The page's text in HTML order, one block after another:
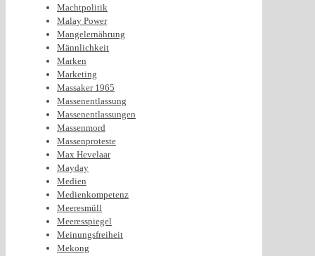
Machtpolitik
Malay Power
Mangelernährung
Männlichkeit
Marken
Marketing
Massaker 1965
Massenentlassung
Massenentlassungen
Massenmord
Massenproteste
Max Hevelaar
Mayday
Medien
Medienkompetenz
Meeresmüll
Meeresspiegel
Meinungsfreiheit
Mekong